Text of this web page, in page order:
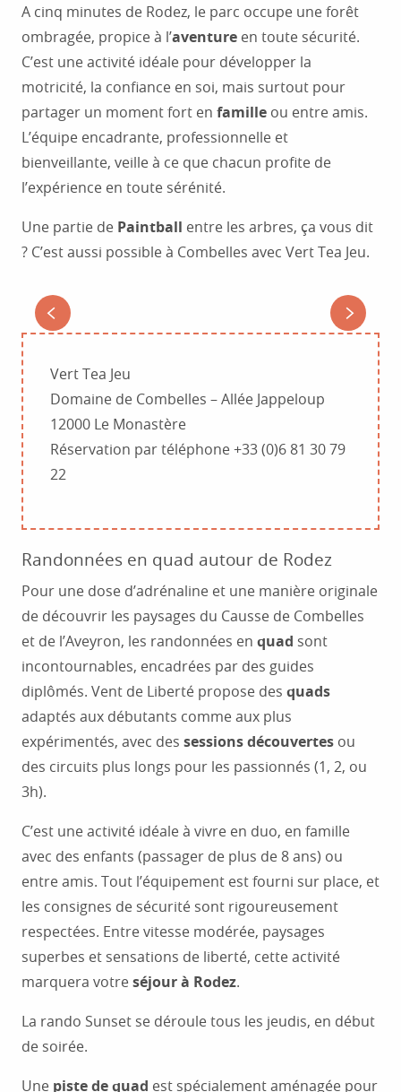
A cinq minutes de Rodez, le parc occupe une forêt
ombragée, propice à l’aventure en toute sécurité.
C’est une activité idéale pour développer la
motricité, la confiance en soi, mais surtout pour
partager un moment fort en famille ou entre amis.
L’équipe encadrante, professionnelle et
bienveillante, veille à ce que chacun profite de
l’expérience en toute sérénité.
Une partie de Paintball entre les arbres, ça vous dit
? C’est aussi possible à Combelles avec Vert Tea Jeu.
COMBELLES
Vert Tea Jeu
Domaine de Combelles – Allée Jappeloup
12000 Le Monastère
Réservation par téléphone +33 (0)6 81 30 79
22
Randonnées en quad autour de Rodez
Pour une dose d’adrénaline et une manière originale
de découvrir les paysages du Causse de Combelles
et de l’Aveyron, les randonnées en quad sont
incontournables, encadrées par des guides
diplômés. Vent de Liberté propose des quads
adaptés aux débutants comme aux plus
expérimentés, avec des sessions découvertes ou
des circuits plus longs pour les passionnés (1, 2, ou
3h).
C’est une activité idéale à vivre en duo, en famille
avec des enfants (passager de plus de 8 ans) ou
entre amis. Tout l’équipement est fourni sur place, et
les consignes de sécurité sont rigoureusement
respectées. Entre vitesse modérée, paysages
superbes et sensations de liberté, cette activité
marquera votreséjour à Rodez.
La rando Sunset se déroule tous les jeudis, en début
de soirée.
Une piste de quad est spécialement aménagée pour